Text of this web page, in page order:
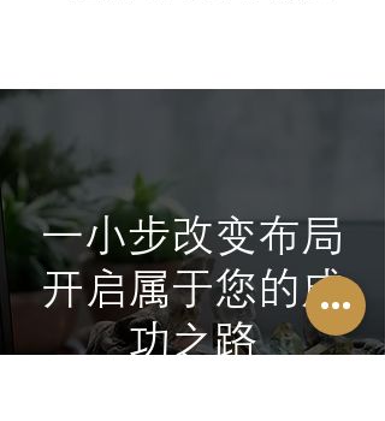
一小步改变布局
开启属于您的成
功之路